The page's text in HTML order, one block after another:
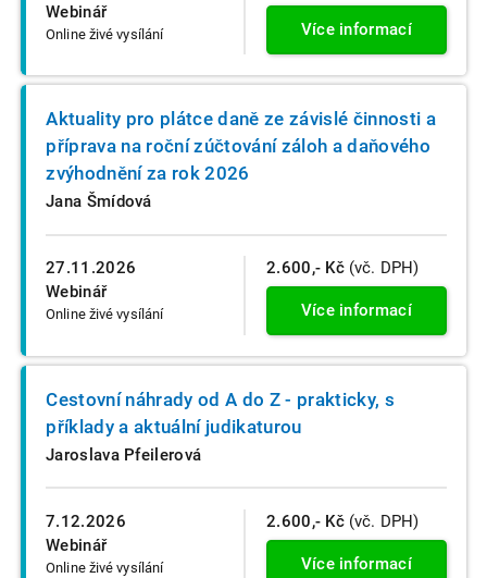
Webinář
Online živé vysílání Více informací
27.11.2026
Webinář
Online živé vysílání
Aktuality pro plátce daně ze závislé činnosti a
příprava na roční zúčtování záloh a daňového
zvýhodnění za rok 2026
Jana Šmídová
2.600,- Kč (vč. DPH)
Více informací
7.12.2026
Webinář
Online živé vysílání
Cestovní náhrady od A do Z - prakticky, s
příklady a aktuální judikaturou
Jaroslava Pfeilerová
2.600,- Kč (vč. DPH)
Více informací